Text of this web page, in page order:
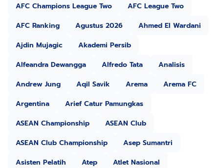
AFC Champions League Two
AFC League Two
AFC Ranking
Agustus 2026
Ahmed El Wardani
Ajdin Mujagic
Akademi Persib
Alfeandra Dewangga
Alfredo Tata
Analisis
Andrew Jung
Aqil Savik Arema
Arema FC
Argentina
Arief Catur Pamungkas
ASEAN Championship
ASEAN Club
ASEAN Club Championship
Asep Sumantri
Asisten Pelatih
Atep
Atlet Nasional